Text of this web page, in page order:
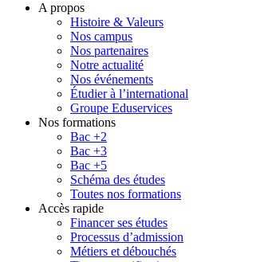
A propos
Histoire & Valeurs
Nos campus
Nos partenaires
Notre actualité
Nos événements
Étudier à l’international
Groupe Eduservices
Nos formations
Bac +2
Bac +3
Bac +5
Schéma des études
Toutes nos formations
Accès rapide
Financer ses études
Processus d’admission
Métiers et débouchés